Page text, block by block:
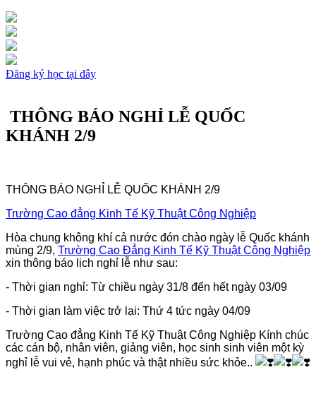
Đăng ký học tại đây
THÔNG BÁO NGHỈ LỄ QUỐC
KHÁNH 2/9
THÔNG BÁO NGHỈ LỄ QUỐC KHÁNH 2/9
Trường Cao đẳng Kinh Tế Kỹ Thuật Công Nghiệp
Hòa chung không khí cả nước đón chào ngày lễ Quốc khánh
mùng 2/9, Trường Cao Đẳng Kinh Tế Kỹ Thuật Công Nghiệp
xin thông báo lịch nghỉ lễ như sau:
- Thời gian nghỉ: Từ chiều ngày 31/8 đến hết ngày 03/09
- Thời gian làm việc trở lại: Thứ 4 tức ngày 04/09
Trường Cao đẳng Kinh Tế Kỹ Thuật Công Nghiệp Kính chúc
các cán bộ, nhân viên, giảng viên, học sinh sinh viên một kỳ
nghỉ lễ vui vẻ, hạnh phúc và thật nhiều sức khỏe..